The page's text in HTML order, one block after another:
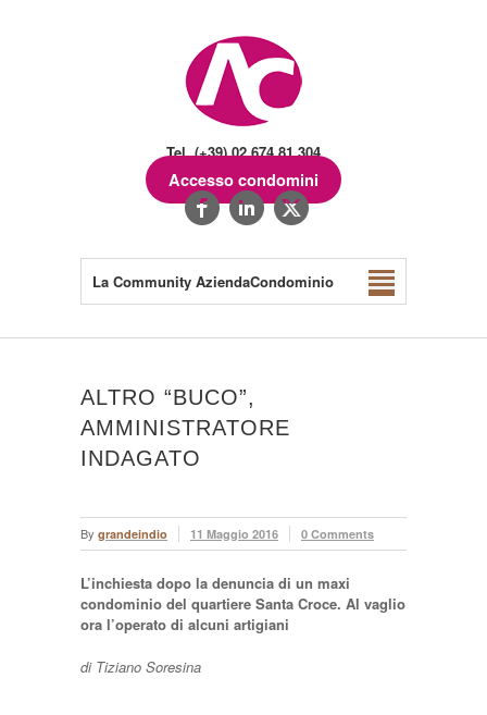
Tel. (+39) 02.674.81.304
Accesso condomini
La Community AziendaCondominio
ALTRO “BUCO”,
AMMINISTRATORE
INDAGATO
By grandeindio 11 Maggio 2016 0 Comments
L’inchiesta dopo la denuncia di un maxi
condominio del quartiere Santa Croce. Al vaglio
ora l’operato di alcuni artigiani
di Tiziano Soresina